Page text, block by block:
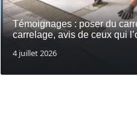
Témoignages : poser du
carrelage, avis de ceux qui
4 juillet 2026